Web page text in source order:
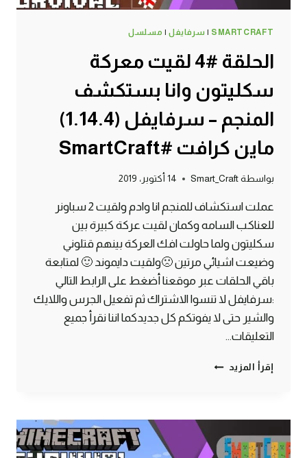
SMARTCRAFT
| سرفايفل| مسلسل
الحلقة #4 لقيت معركة
سكليتون وانا بستكشف
المنجم – سرفايفل (1.14.4)
ماين كرافت #SmartCraft
بواسطة Smart_Craft 14 أكتوبر، 2019
عملت استكشاف للمنجم انا وادم ولقيت 2 سباونر
للعناكب السامه وكمان لقيت عركة كبيرة بين
سكليتون ولما حاولت افك العركة بينهم قتلوني
وضيعت اشيائي مرتين 🙁ولقيت دايموند 🙂 لمتابعة
باقي الحلقات عبر موقعنا أضغط على الرابط التالي
:سرفايفل لا تنسوا الاشتراك ثم تفعيل الجرس واللايك
والشير حتى لا يفوتكم كل جديدكما اننا نقرأ جميع
التعليقات…
إقرأ المزيد الحلقة
سكليتون
وانا
بستكشف